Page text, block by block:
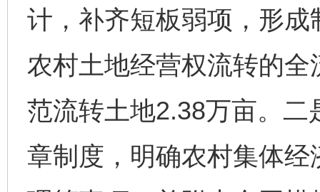
计，补齐短板弱项，形
农村土地经营权流转的
范流转土地2.38万亩。
章制度，明确农村集体